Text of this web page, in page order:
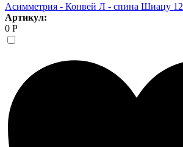
Асимметрия - Конвей Л - спина Шиацу 12
Артикул:
0 Р